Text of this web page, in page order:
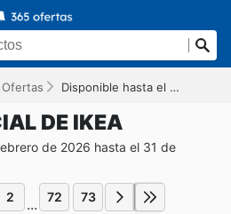
Ofertas Disponible hasta el 31/08/2026
DE IKEA
de 2026 hasta el 31 de
2 ... 72 73